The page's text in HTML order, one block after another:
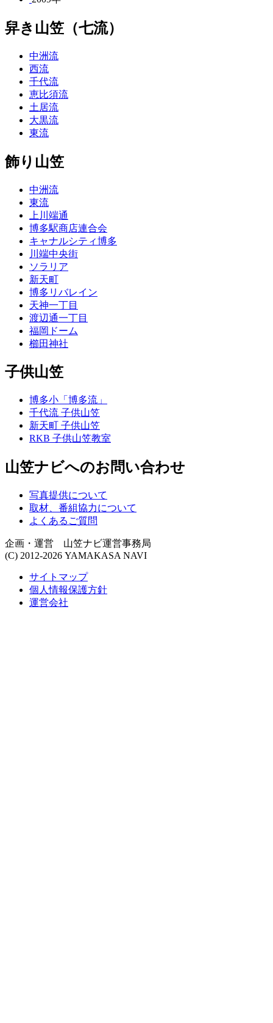
舁き山笠（七流）
中洲流
西流
千代流
恵比須流
土居流
大黒流
東流
飾り山笠
中洲流
東流
上川端通
博多駅商店連合会
キャナルシティ博多
川端中央街
ソラリア
新天町
博多リバレイン
天神一丁目
渡辺通一丁目
福岡ドーム
櫛田神社
子供山笠
博多小「博多流」
千代流 子供山笠
新天町 子供山笠
RKB 子供山笠教室
山笠ナビへのお問い合わせ
写真提供について
取材、番組協力について
よくあるご質問
企画・運営 山笠ナビ運営事務局
(C) 2012-2026 YAMAKASA NAVI
サイトマップ
個人情報保護方針
運営会社